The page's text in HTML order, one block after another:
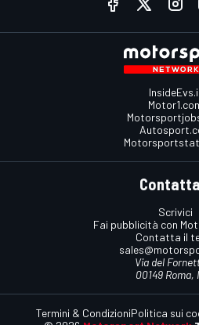
Scrivici
Fai pubblicità con
Contatta il
Via del
00149 Roma,
Termini & CondizioniPolitica sui